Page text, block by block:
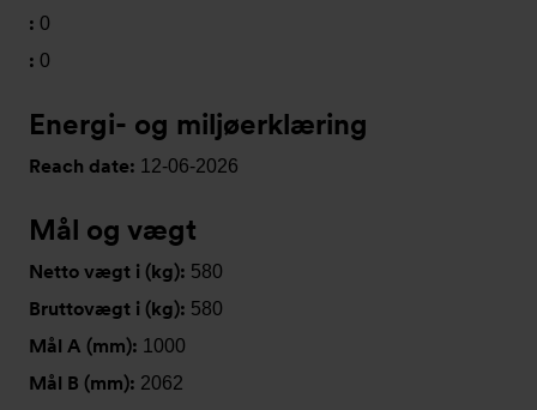
: 0
: 0
Energi- og miljøerklæring
Reach date: 12-06-2026
Mål og vægt
Netto vægt i (kg): 580
Bruttovægt i (kg): 580
Mål A (mm): 1000
Mål B (mm): 2062